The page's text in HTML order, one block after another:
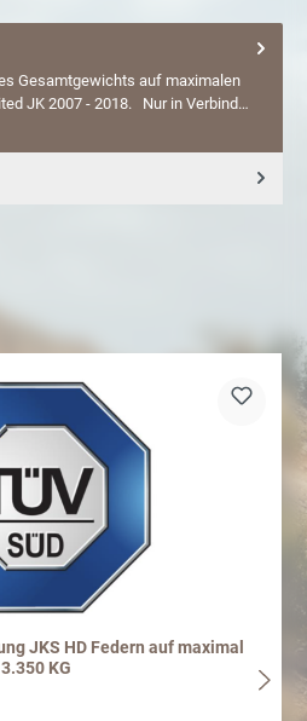
Gesamtgewichts auf maximalen
JK 2007 - 2018. Nur in Verbind…
JKS HD Federn auf maximal
3.350 KG